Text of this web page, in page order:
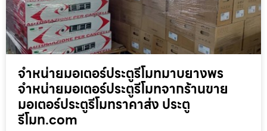
จำหน่ายมอเตอร์ประตูรีโมทมาบยางพร
จำหน่ายมอเตอร์ประตูรีโมทจากร้านขาย
มอเตอร์ประตูรีโมทราคาส่ง ประตู
รีโมท.com